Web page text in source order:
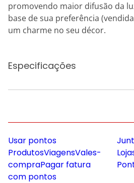
promovendo maior difusão da
base de sua preferência
um charme no seu décor.
Especificações
Usar pontos
ProdutosViagensVales-
compraPagar fatura
com pontos